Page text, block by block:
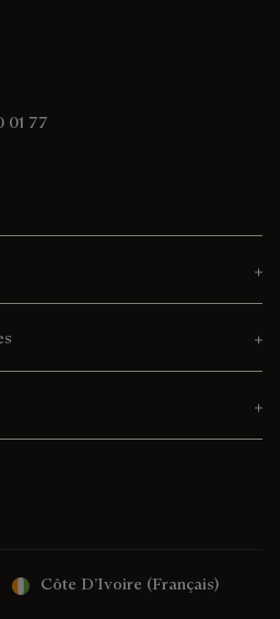
01 77
Côte D’Ivoire (français)